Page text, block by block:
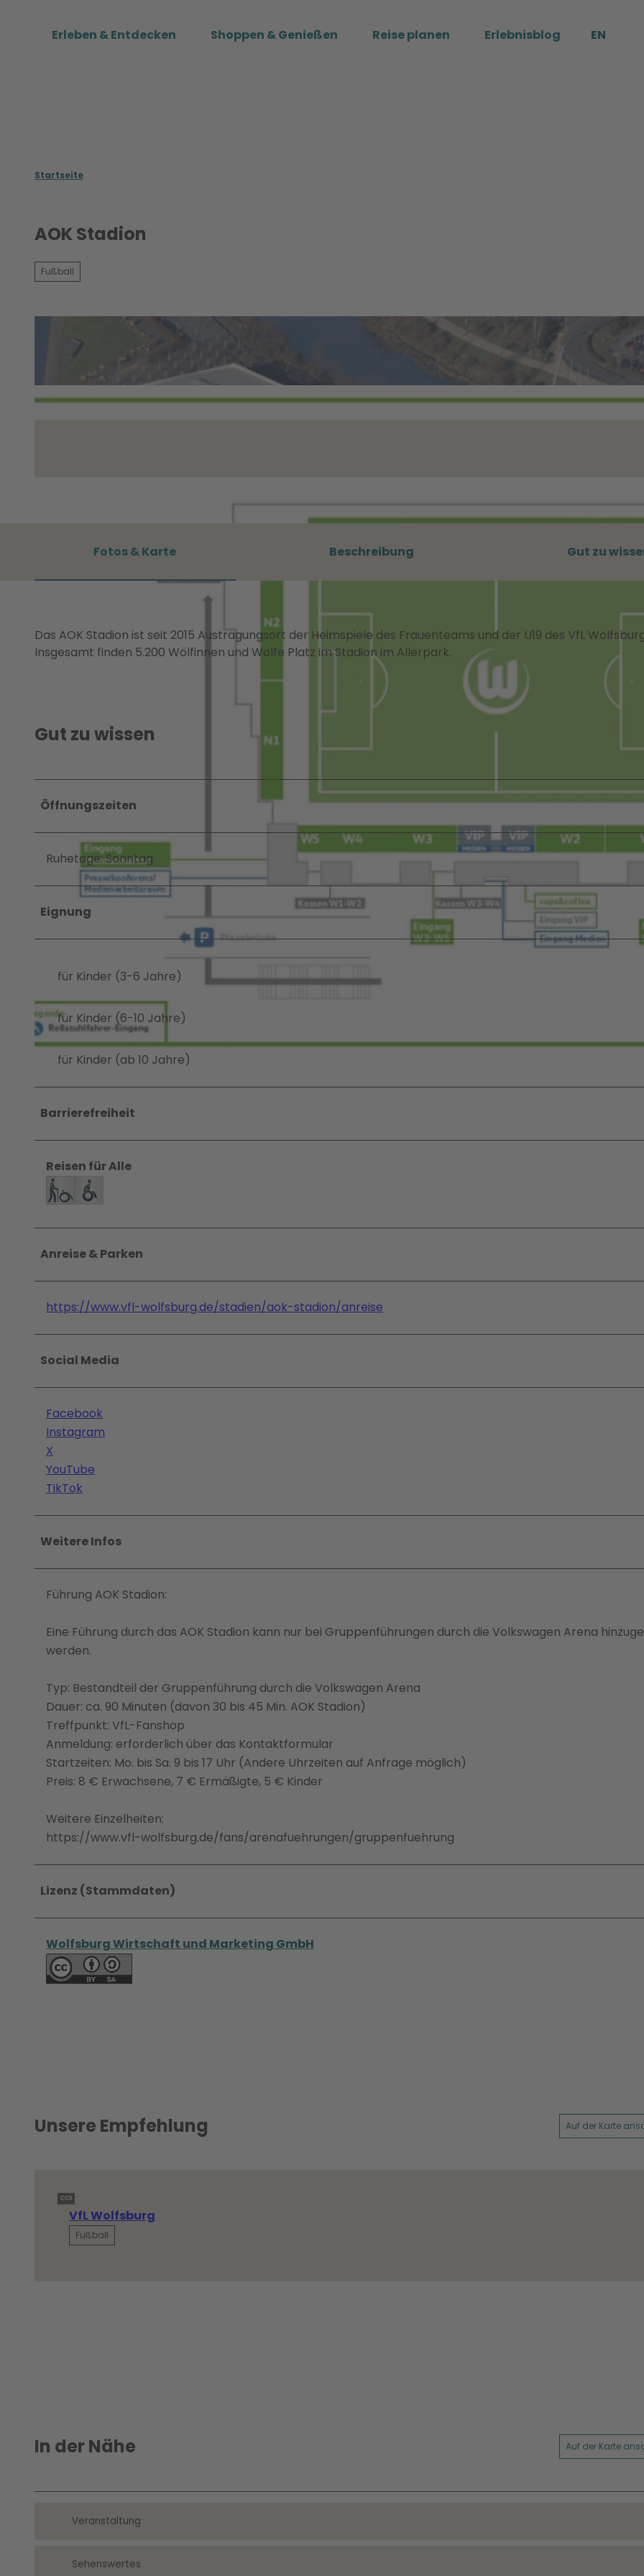
Erleben & Entdecken Shoppen & Genießen Reise planen Erlebnisblog EN
Startseite
AOK Stadion
Fußball
t
d
A
Fotos & Karte Beschreibung Gut zu
Das AOK Stadion ist seit 2015 Austragungsort der Heimspiele des Frauenteams und der U19 des VfL
Insgesamt finden 5.200 Wölfinnen und Wölfe Platz im Stadion im Allerpark.
Gut zu wissen
Öffnungszeiten
Ruhetage: Sonntag
Eignung
für Kinder (3-6 Jahre)
für Kinder (6-10 Jahre)
für Kinder (ab 10 Jahre)
Barrierefreiheit
Reisen für Alle
Anreise & Parken
https://www.vfl-wolfsburg.de/stadien/aok-stadion/anreise
Social Media
Facebook
Instagram
X
YouTube
TikTok
Weitere Infos
Führung AOK Stadion:
Eine Führung durch das AOK Stadion kann nur bei Gruppenführungen durch die Volkswagen Arena
werden.
Typ: Bestandteil der Gruppenführung durch die Volkswagen Arena
Dauer: ca. 90 Minuten (davon 30 bis 45 Min. AOK Stadion)
Treffpunkt: VfL-Fanshop
Anmeldung: erforderlich über das Kontaktformular
Startzeiten: Mo. bis Sa. 9 bis 17 Uhr (Andere Uhrzeiten auf Anfrage möglich)
Preis: 8 € Erwachsene, 7 € Ermäßigte, 5 € Kinder
Weitere Einzelheiten:
https://www.vfl-wolfsburg.de/fans/arenafuehrungen/gruppenfuehrung
Lizenz (Stammdaten)
Wolfsburg Wirtschaft und Marketing GmbH
Unsere Empfehlung Auf der Karte
CC0
VfL Wolfsburg
Fußball
In der Nähe Auf der Karte
Veranstaltung
Sehenswertes